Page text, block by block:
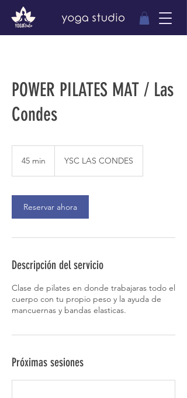
POWER PILATES MAT / Las
Condes
45 min
m
i
YSC LAS CONDES
Reservar ahora
Descripción del servicio
Clase de pilates en donde trabajaras todo el
cuerpo con tu propio peso y la ayuda de
mancuernas y bandas elasticas.
Próximas sesiones